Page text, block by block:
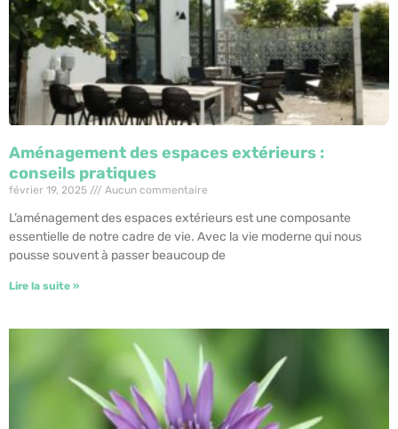
Aménagement des espaces extérieurs :
conseils pratiques
février 19, 2025 Aucun commentaire
L’aménagement des espaces extérieurs est une composante
essentielle de notre cadre de vie. Avec la vie moderne qui nous
pousse souvent à passer beaucoup de
Lire la suite »